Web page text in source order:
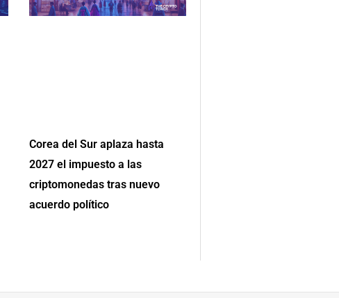
Corea del Sur aplaza hasta
2027 el impuesto a las
criptomonedas tras nuevo
acuerdo político